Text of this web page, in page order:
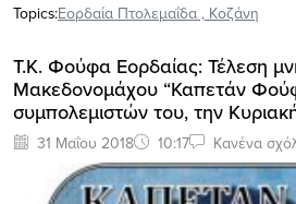
Topics:Εορδαία Πτολεμαΐδα , Κοζάνη
Τ.Κ. Φούφα Εορδαίας: Τέλεση
Μακεδονομάχου “Καπετάν
συμπολεμιστών του, την
31 Μαΐου 2018 10:17 Κανένα